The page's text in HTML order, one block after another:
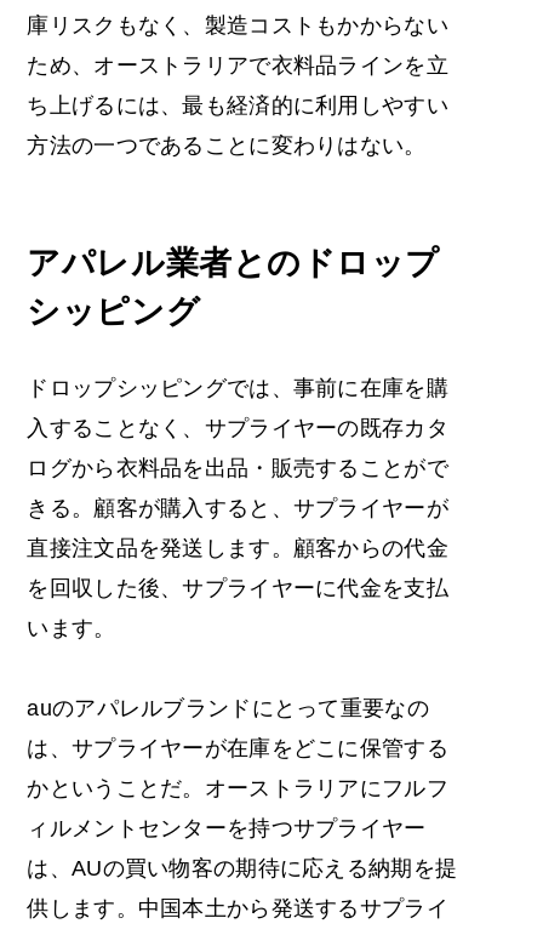
庫リスクもなく、製造コストもかからない
ため、オーストラリアで衣料品ラインを立
ち上げるには、最も経済的に利用しやすい
方法の一つであることに変わりはない。
アパレル業者とのドロップ
シッピング
ドロップシッピングでは、事前に在庫を購
入することなく、サプライヤーの既存カタ
ログから衣料品を出品・販売することがで
きる。顧客が購入すると、サプライヤーが
直接注文品を発送します。顧客からの代金
を回収した後、サプライヤーに代金を支払
います。
auのアパレルブランドにとって重要なの
は、サプライヤーが在庫をどこに保管する
かということだ。オーストラリアにフルフ
ィルメントセンターを持つサプライヤー
は、AUの買い物客の期待に応える納期を提
供します。中国本土から発送するサプライ